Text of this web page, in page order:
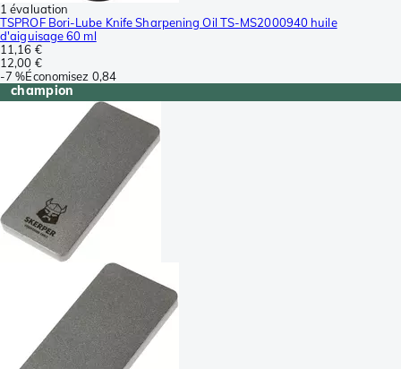
1 évaluation
TSPROF Bori-Lube Knife Sharpening Oil TS-MS2000940 huile
d'aiguisage 60 ml
11,16 €
12,00 €
-7 %Économisez 0,84
champion